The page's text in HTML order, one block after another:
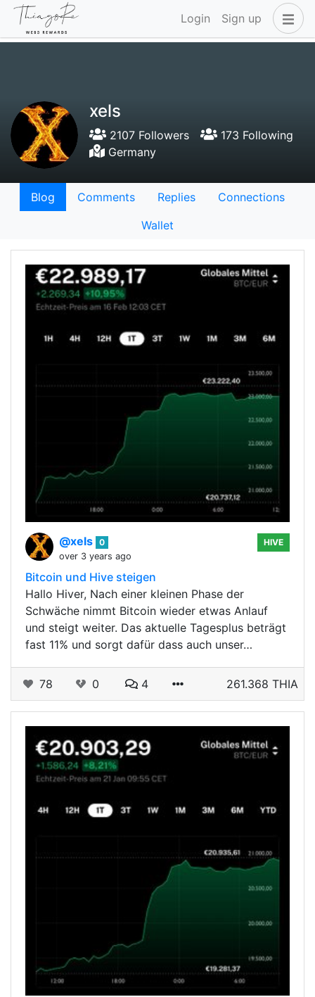
Login Sign up
xels
2107 Followers
173 Following
Germany
Blog Comments Replies
Connections
Wallet
@xels 0
over 3 years ago
HIVE
Bitcoin und Hive steigen
Hallo Hiver, Nach einer kleinen Phase der
Schwäche nimmt Bitcoin wieder etwas Anlauf
und steigt weiter. Das aktuelle Tagesplus beträgt
fast 11% und sorgt dafür dass auch unser…
78 0 4 261.368 THIA